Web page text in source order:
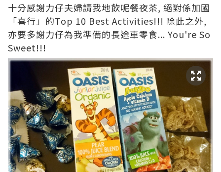
十分感謝力仔夫婦請我地飲呢餐夜茶, 絕對係加國
「喜行」的Top 10 Best Activities!!! 除此之外,
亦要多謝力仔為我準備的長途車零食... You're So
Sweet!!!